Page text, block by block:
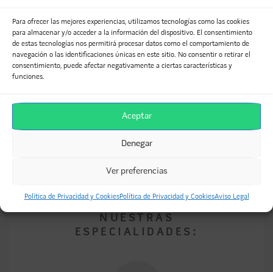
Para ofrecer las mejores experiencias, utilizamos tecnologías como las cookies
para almacenar y/o acceder a la información del dispositivo. El consentimiento
de estas tecnologías nos permitirá procesar datos como el comportamiento de
navegación o las identificaciones únicas en este sitio. No consentir o retirar el
consentimiento, puede afectar negativamente a ciertas características y
funciones.
Aceptar
Denegar
Ver preferencias
Política de Privacidad y CookiesPolítica de Privacidad y CookiesAviso Legal
NUESTRAS
ESPECIALIDADES: